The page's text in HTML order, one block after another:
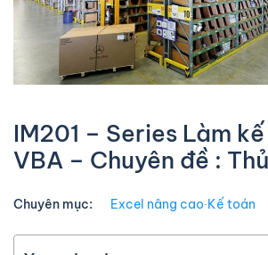
IM201 – Series Làm
VBA – Chuyên đề :
Chuyên mục: Excel nâng cao∙Kế toán